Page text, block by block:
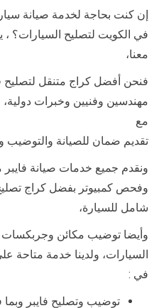
إن كنت بحاجة لخدمة صيانة
في الكويت لتصليح السيارات؟
معنا،
فنحن أفضل كراج متنقل لتصليح
مهندسين وفنيين وخبرات دولية،
مع
تقديم ضمان للصيانة والتوضيب
ونقدم جميع خدمات صيانة فايبر
وفحص كمبيوتر بفضل كراج
شامل للسيارة،
وأيضا توضيب مكائن
في :
توضيب وتصليح فايبر